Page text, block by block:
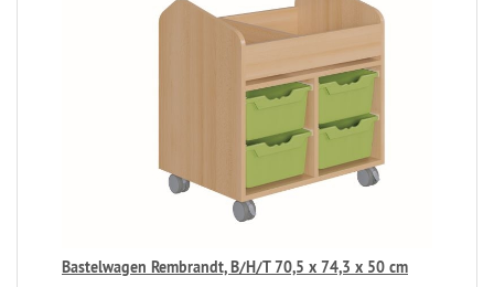
Bastelwagen Rembrandt, B/H/T 70,5 x 74,3 x 50 cm